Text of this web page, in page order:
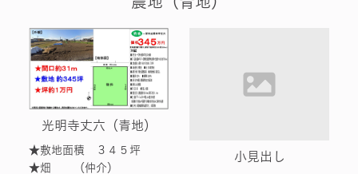
光明寺丈六（青地）
★敷地面積 ３４５坪
★畑 （仲介）
小見出し